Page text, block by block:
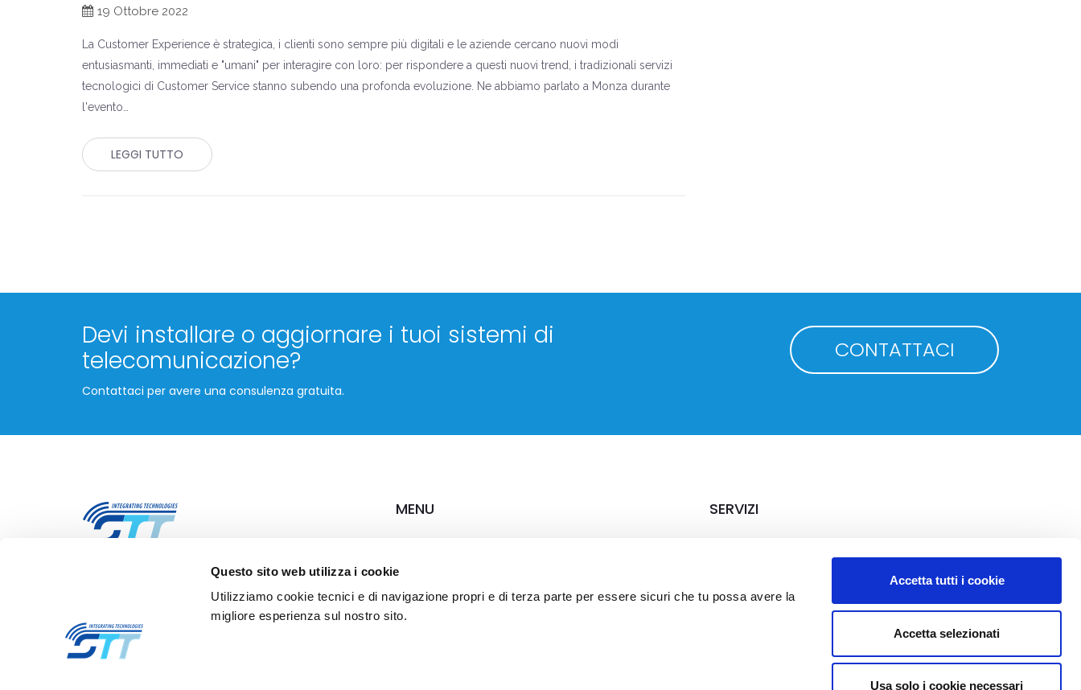
Questo sito web utilizza i cookie
Utilizziamo cookie tecnici e di navigazione propri e di terza parte per essere sicuri che tu possa avere la
migliore esperienza sul nostro sito.
Accetta tutti i cookie
Accetta selezionati
Usa solo i cookie necessari
19 Ottobre 2022
La Customer Experience è strategica, i clienti sono sempre più digitali e le aziende cercano nuovi modi
entusiasmanti, immediati e "umani" per interagire con loro: per rispondere a questi nuovi trend, i tradizionali servizi
tecnologici di Customer Service stanno subendo una profonda evoluzione. Ne abbiamo parlato a Monza durante
l'evento…
LEGGI TUTTO
Devi installare o aggiornare i tuoi sistemi di
telecomunicazione?
Contattaci per avere una consulenza gratuita.
CONTATTACI
STT Servizi Telematici Telefonici S.r.l.
Via Nazario Sauro, 82, 20831 Seregno (MB)
Einfo@stt-ictsolutions.it
T +39 0362 26941
MENU
Soluzioni & Servizi
Settori
Case study
SERVIZI